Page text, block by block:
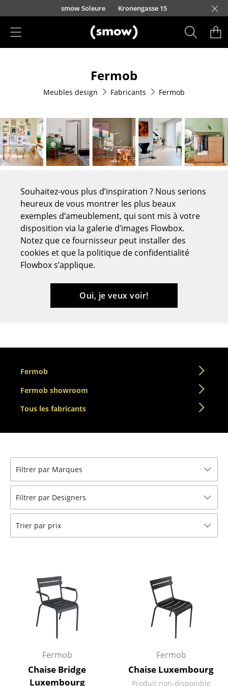
Accéder directement au contenu
smow Soleure Kronengasse 15
Chaises de cuisine & salle à manger
Canapés
Fauteuils
Fauteuils lounge
Chaises cantilever
Chaises et Tabourets de bar
Tabourets
Bancs & Chaises longues
Poufs poires
Chaises de conférence
Fauteuils de direction
Tables
Tables d’appoint
Tables basses
Secrétaires & Tables PC
Tables de conférence et Pupitres
Tables hautes & Pupitres
Tables enfants
Table de jardin
Chariots & Dessertes
Fermob
Meubles design Fabricants Fermob
Souhaitez-vous plus d’inspiration ? Nous serions
heureux de vous montrer les plus beaux
exemples d’ameublement, qui sont mis à votre
disposition via la galerie d’images Flowbox.
Notez que ce fournisseur peut installer des
cookies et que la politique de confidentialité
Flowbox s’applique.
Oui, je veux voir!
Fermob
Fermob showroom
Tous les fabricants
Filtrer par Marques
Filtrer par Designers
Trier par prix
Fermob
Chaise Bridge
Luxembourg
Fermob
Chaise Luxembourg
Produit non-disponible